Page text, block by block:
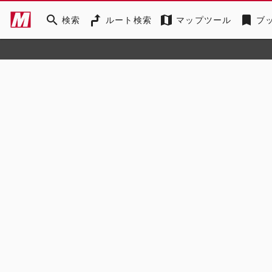
search 検索 ルート検索 map マップツール bookmark ブ